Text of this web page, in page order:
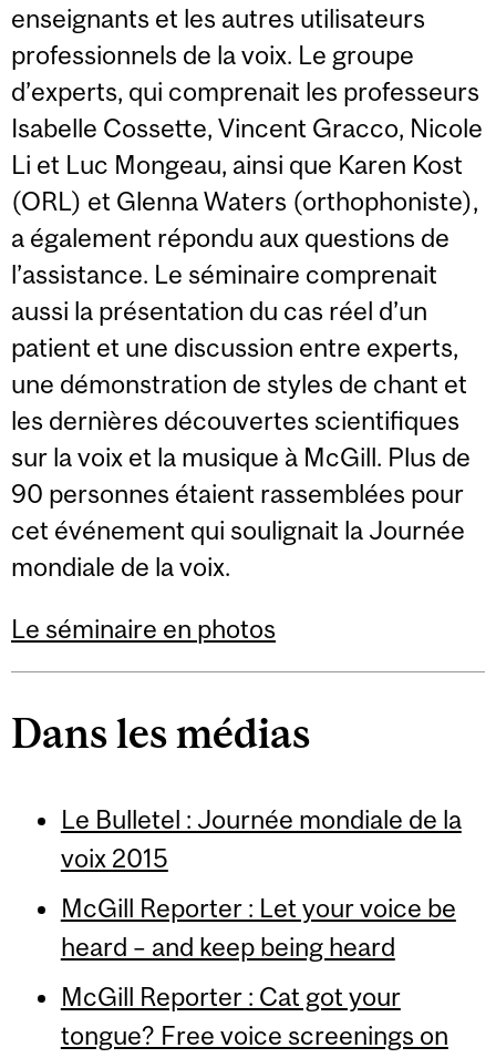
enseignants et les autres utilisateurs
professionnels de la voix. Le groupe
d’experts, qui comprenait les professeurs
Isabelle Cossette, Vincent Gracco, Nicole
Li et Luc Mongeau, ainsi que Karen Kost
(ORL) et Glenna Waters (orthophoniste),
a également répondu aux questions de
l’assistance. Le séminaire comprenait
aussi la présentation du cas réel d’un
patient et une discussion entre experts,
une démonstration de styles de chant et
les dernières découvertes scientifiques
sur la voix et la musique à McGill. Plus de
90 personnes étaient rassemblées pour
cet événement qui soulignait la Journée
mondiale de la voix.
Le séminaire en photos
Dans les médias
Le Bulletel : Journée mondiale de la
voix 2015
McGill Reporter : Let your voice be
heard – and keep being heard
McGill Reporter : Cat got your
tongue? Free voice screenings on